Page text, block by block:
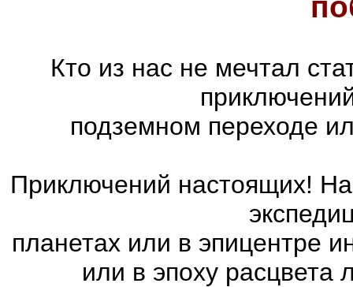
Кто из нас не мечтал
подземном переходе
Приключений настоящих! На
планетах или в эпицентре
или в эпоху